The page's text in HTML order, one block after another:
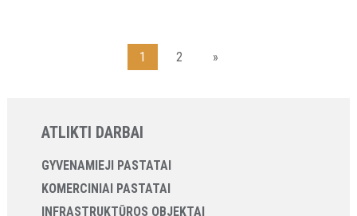
1 2 »
ATLIKTI DARBAI
GYVENAMIEJI PASTATAI
KOMERCINIAI PASTATAI
INFRASTRUKTŪROS OBJEKTAI